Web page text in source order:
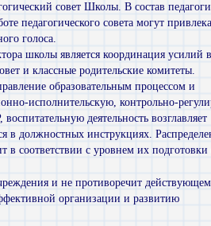
совет Школы. В состав
педагогического совета могут
голоса.
школы является координация усилий
и классные родительские комитеты.
образовательным процессом и
исполнительскую, контрольно-
деятельность возглавляет
в должностных инструкциях.
в соответствии с уровнем их
и не противоречит
организа­ции и развитию